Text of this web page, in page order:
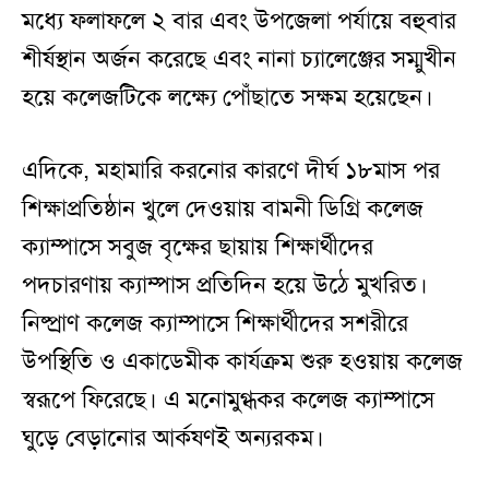
মধ্যে ফলাফলে ২ বার এবং উপজেলা পর্যায়ে বহুবার
শীর্ষস্থান অর্জন করেছে এবং নানা চ্যালেঞ্জের সম্মুখীন
হয়ে কলেজটিকে লক্ষ্যে পোঁছাতে সক্ষম হয়েছেন।
এদিকে, মহামারি করনোর কারণে দীর্ঘ ১৮মাস পর
শিক্ষাপ্রতিষ্ঠান খুলে দেওয়ায় বামনী ডিগ্রি কলেজ
ক্যাম্পাসে সবুজ বৃক্ষের ছায়ায় শিক্ষার্থীদের
পদচারণায় ক্যাম্পাস প্রতিদিন হয়ে উঠে মুখরিত।
নিষ্প্রাণ কলেজ ক্যাম্পাসে শিক্ষার্থীদের সশরীরে
উপস্থিতি ও একাডেমীক কার্যক্রম শুরু হওয়ায় কলেজ
স্বরূপে ফিরেছে। এ মনোমুগ্ধকর কলেজ ক্যাম্পাসে
ঘুড়ে বেড়ানোর আর্কষণই অন্যরকম।